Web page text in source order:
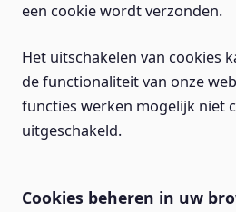
een cookie wordt verzonden.
Het uitschakelen van cookies
de functionaliteit van onze
functies werken mogelijk niet
uitgeschakeld.
Cookies beheren in uw